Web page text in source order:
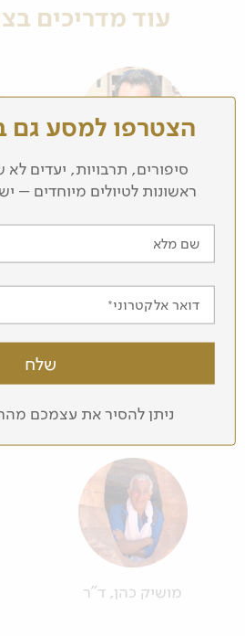
עוד מדריכים
דודו אדרי
מושיק כהן, ד"ר
הצטרפו למסע גם
סיפורים, תרבויות, יעדים לא
ראשונות לטיולים מיוחדים –
שם מלא
דואר אלקטרוני
ניתן להסיר את עצמכם